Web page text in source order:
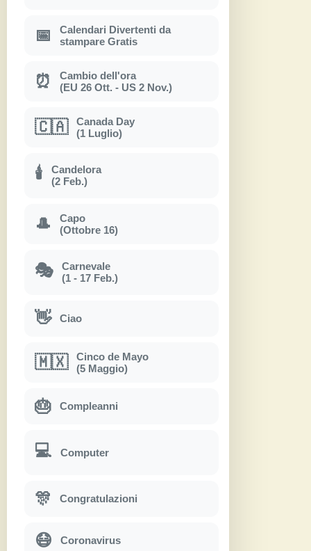
📅
Calendari Divertenti da
stampare Gratis
⏰
Cambio dell'ora
(EU 26 Ott. - US 2 Nov.)
🇨🇦
Canada Day
(1 Luglio)
🕯
Candelora
(2 Feb.)
🎩
Capo
(Ottobre 16)
🎭
Carnevale
(1 - 17 Feb.)
👋 Ciao
🇲🇽
Cinco de Mayo
(5 Maggio)
🎂 Compleanni
💻 Computer
🎊 Congratulazioni
😷 Coronavirus